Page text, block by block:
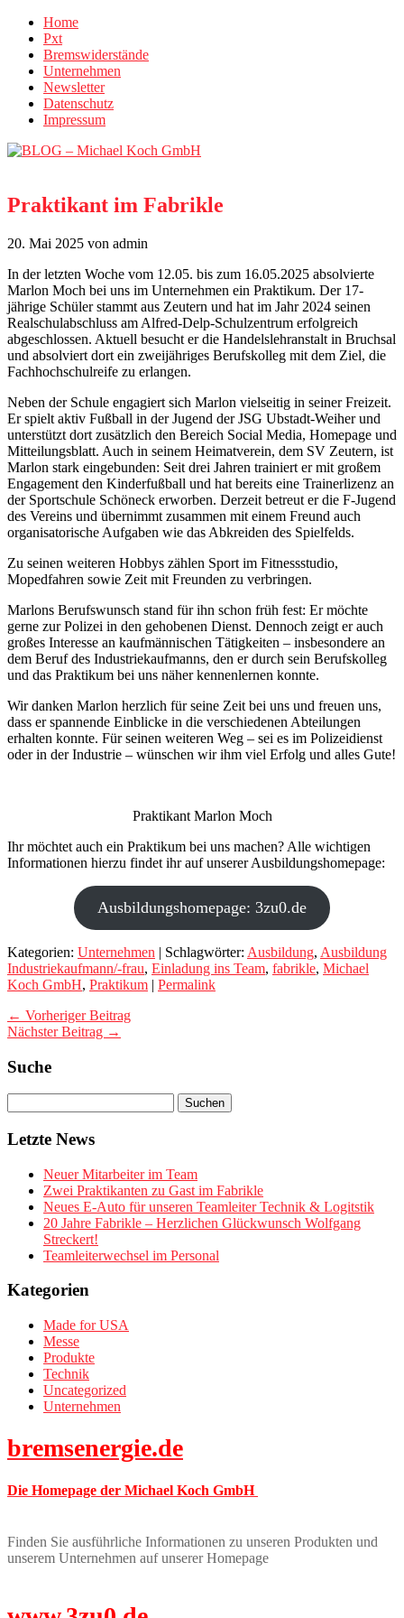
Home
Pxt
Bremswiderstände
Unternehmen
Newsletter
Datenschutz
Impressum
Praktikant im Fabrikle
20. Mai 2025 von admin
In der letzten Woche vom 12.05. bis zum 16.05.2025 absolvierte
Marlon Moch bei uns im Unternehmen ein Praktikum. Der 17-
jährige Schüler stammt aus Zeutern und hat im Jahr 2024 seinen
Realschulabschluss am Alfred-Delp-Schulzentrum erfolgreich
abgeschlossen. Aktuell besucht er die Handelslehranstalt in Bruchsal
und absolviert dort ein zweijähriges Berufskolleg mit dem Ziel, die
Fachhochschulreife zu erlangen.
Neben der Schule engagiert sich Marlon vielseitig in seiner Freizeit.
Er spielt aktiv Fußball in der Jugend der JSG Ubstadt-Weiher und
unterstützt dort zusätzlich den Bereich Social Media, Homepage und
Mitteilungsblatt. Auch in seinem Heimatverein, dem SV Zeutern, ist
Marlon stark eingebunden: Seit drei Jahren trainiert er mit großem
Engagement den Kinderfußball und hat bereits eine Trainerlizenz an
der Sportschule Schöneck erworben. Derzeit betreut er die F-Jugend
des Vereins und übernimmt zusammen mit einem Freund auch
organisatorische Aufgaben wie das Abkreiden des Spielfelds.
Zu seinen weiteren Hobbys zählen Sport im Fitnessstudio,
Mopedfahren sowie Zeit mit Freunden zu verbringen.
Marlons Berufswunsch stand für ihn schon früh fest: Er möchte
gerne zur Polizei in den gehobenen Dienst. Dennoch zeigt er auch
großes Interesse an kaufmännischen Tätigkeiten – insbesondere an
dem Beruf des Industriekaufmanns, den er durch sein Berufskolleg
und das Praktikum bei uns näher kennenlernen konnte.
Wir danken Marlon herzlich für seine Zeit bei uns und freuen uns,
dass er spannende Einblicke in die verschiedenen Abteilungen
erhalten konnte. Für seinen weiteren Weg – sei es im Polizeidienst
oder in der Industrie – wünschen wir ihm viel Erfolg und alles Gute!
Praktikant Marlon Moch
Ihr möchtet auch ein Praktikum bei uns machen? Alle wichtigen
Informationen hierzu findet ihr auf unserer Ausbildungshomepage:
Ausbildungshomepage: 3zu0.de
Kategorien: Unternehmen | Schlagwörter: Ausbildung, Ausbildung
Industriekaufmann/-frau, Einladung ins Team, fabrikle, Michael
Koch GmbH, Praktikum | Permalink
← Vorheriger Beitrag
Nächster Beitrag →
Suche
Letzte News
Neuer Mitarbeiter im Team
Zwei Praktikanten zu Gast im Fabrikle
Neues E-Auto für unseren Teamleiter Technik & Logitstik
20 Jahre Fabrikle – Herzlichen Glückwunsch Wolfgang
Streckert!
Teamleiterwechsel im Personal
Kategorien
Made for USA
Messe
Produkte
Technik
Uncategorized
Unternehmen
bremsenergie.de
Die Homepage der Michael Koch GmbH
Finden Sie ausführliche Informationen zu unseren Produkten und
unserem Unternehmen auf unserer Homepage